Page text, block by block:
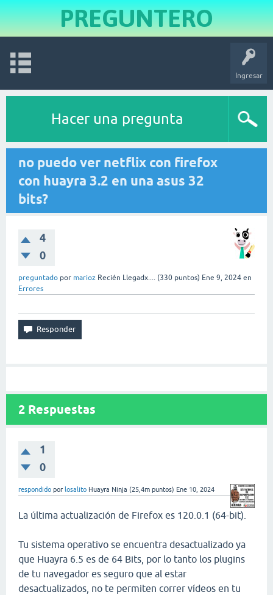
PREGUNTERO
Ingresar
Hacer una pregunta
no puedo ver netflix con firefox
con huayra 3.2 en una asus 32
bits?
4
0
preguntado por marioz Recién Llegadx.... (330 puntos) Ene 9, 2024 en
Errores
2 Respuestas
1
0
respondido por losalito Huayra Ninja (25,4m puntos) Ene 10, 2024
La última actualización de Firefox es 120.0.1 (64-bit).
Tu sistema operativo se encuentra desactualizado ya
que Huayra 6.5 es de 64 Bits, por lo tanto los plugins
de tu navegador es seguro que al estar
desactualizados, no te permiten correr vídeos en tu